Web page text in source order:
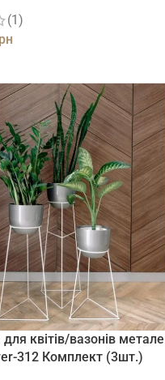
(1)
для квітів/вазонів
312 Комплект (3шт.)